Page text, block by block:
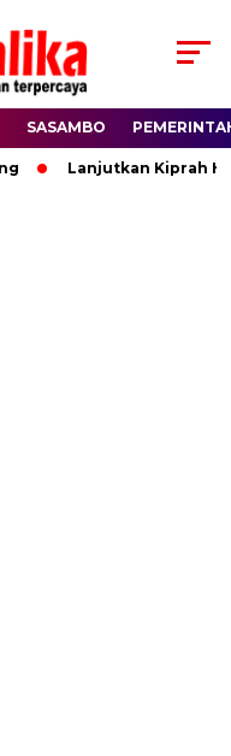
SASAMBO
Lanjutkan Kiprah HBK,